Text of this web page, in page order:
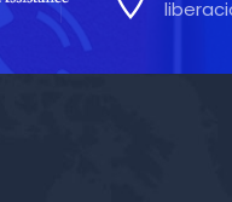
liberación de